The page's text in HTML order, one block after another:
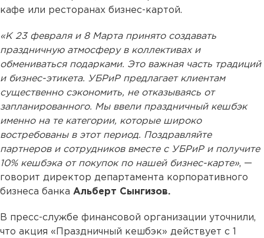
кафе или ресторанах бизнес-картой.
«К 23 февраля и 8 Марта принято создавать
праздничную атмосферу в коллективах и
обмениваться подарками. Это важная часть традиций
и бизнес-этикета. УБРиР предлагает клиентам
существенно сэкономить, не отказываясь от
запланированного. Мы ввели праздничный кешбэк
именно на те категории, которые широко
востребованы в этот период. Поздравляйте
партнеров и сотрудников вместе с УБРиР и получите
10% кешбэка от покупок по нашей бизнес-карте», —
говорит директор департамента корпоративного
бизнеса банка Альберт Сынгизов.
В пресс-службе финансовой организации уточнили,
что акция «Праздничный кешбэк» действует с 1